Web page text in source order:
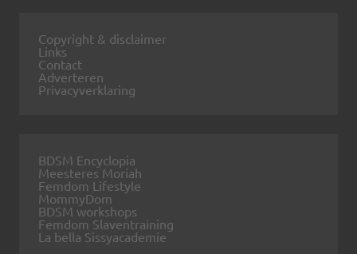
Copyright & disclaimer
Links
Contact
Adverteren
Privacyverklaring
BDSM Encyclopia
Meesteres Moriah
Femdom Lifestyle
MommyDom
BDSM workshops
Femdom Slaventraining
La bella Sissyacademie